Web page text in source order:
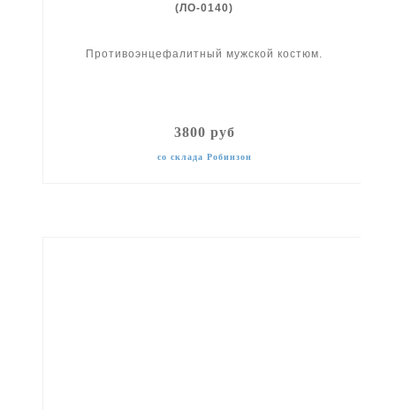
(ЛО-0140)
Противоэнцефалитный мужской костюм.
3800 руб
со склада Робинзон